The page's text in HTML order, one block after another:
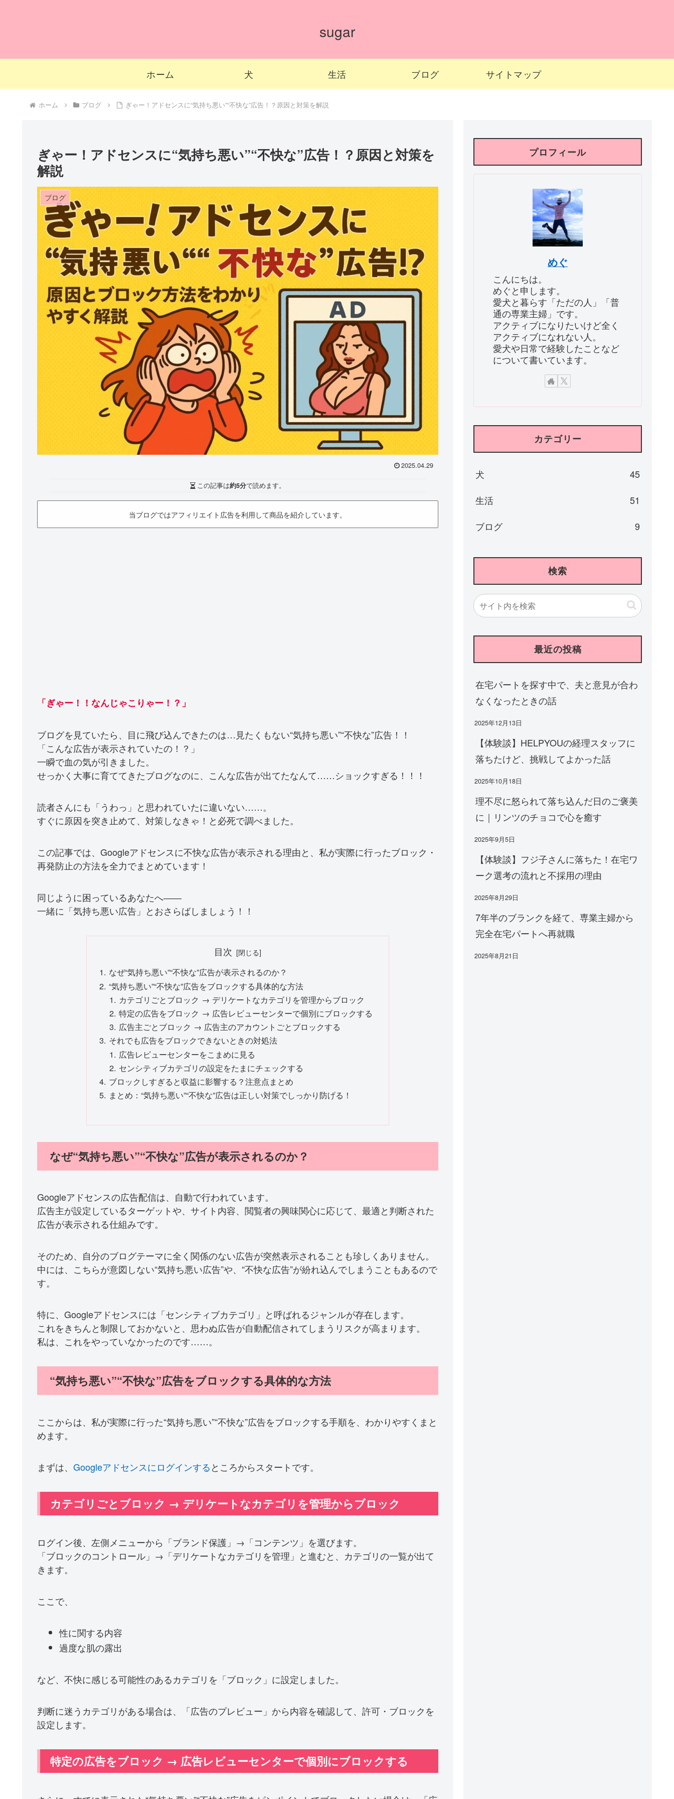
sugar
ホーム 犬 生活 ブログ サイトマップ
ホーム ブログ ぎゃー！アドセンスに“気持ち悪い”“不快な”広告！？原因と対策を解説
ぎゃー！アドセンスに“気持ち悪い”“不快な”広告！？原因と対策を
解説
ブログ
2025.04.29
この記事は約5分で読めます。
当ブログではアフィリエイト広告を利用して商品を紹介しています。
「ぎゃー！！なんじゃこりゃー！？」
ブログを見ていたら、目に飛び込んできたのは…見たくもない“気持ち悪い”“不快な”広告！！
「こんな広告が表示されていたの！？」
一瞬で血の気が引きました。
せっかく大事に育ててきたブログなのに、こんな広告が出てたなんて……ショックすぎる！！！
読者さんにも「うわっ」と思われていたに違いない……。
すぐに原因を突き止めて、対策しなきゃ！と必死で調べました。
この記事では、Googleアドセンスに不快な広告が表示される理由と、私が実際に行ったブロック・
再発防止の方法を全力でまとめています！
同じように困っているあなたへ――
一緒に「気持ち悪い広告」とおさらばしましょう！！
目次
なぜ“気持ち悪い”“不快な”広告が表示されるのか？
“気持ち悪い”“不快な”広告をブロックする具体的な方法
カテゴリごとブロック → デリケートなカテゴリを管理からブロック
特定の広告をブロック → 広告レビューセンターで個別にブロックする
広告主ごとブロック → 広告主のアカウントごとブロックする
それでも広告をブロックできないときの対処法
広告レビューセンターをこまめに見る
センシティブカテゴリの設定をたまにチェックする
ブロックしすぎると収益に影響する？注意点まとめ
まとめ：“気持ち悪い”“不快な”広告は正しい対策でしっかり防げる！
なぜ“気持ち悪い”“不快な”広告が表示されるのか？
Googleアドセンスの広告配信は、自動で行われています。
広告主が設定しているターゲットや、サイト内容、閲覧者の興味関心に応じて、最適と判断された
広告が表示される仕組みです。
そのため、自分のブログテーマに全く関係のない広告が突然表示されることも珍しくありません。
中には、こちらが意図しない“気持ち悪い広告”や、“不快な広告”が紛れ込んでしまうこともあるので
す。
特に、Googleアドセンスには「センシティブカテゴリ」と呼ばれるジャンルが存在します。
これをきちんと制限しておかないと、思わぬ広告が自動配信されてしまうリスクが高まります。
私は、これをやっていなかったのです……。
“気持ち悪い”“不快な”広告をブロックする具体的な方法
ここからは、私が実際に行った“気持ち悪い”“不快な”広告をブロックする手順を、わかりやすくまと
めます。
まずは、 Googleアドセンスにログインするところからスタートです。
カテゴリごとブロック → デリケートなカテゴリを管理からブロック
ログイン後、左側メニューから「ブランド保護」→「コンテンツ」を選びます。
「ブロックのコントロール」→「デリケートなカテゴリを管理」と進むと、カテゴリの一覧が出て
きます。
ここで、
性に関する内容
過度な肌の露出
など、不快に感じる可能性のあるカテゴリを「ブロック」に設定しました。
判断に迷うカテゴリがある場合は、「広告のプレビュー」から内容を確認して、許可・ブロックを
設定します。
特定の広告をブロック → 広告レビューセンターで個別にブロックする
プロフィール
めぐ
こんにちは。
めぐと申します。
愛犬と暮らす「ただの人」「普
通の専業主婦」です。
アクティブになりたいけど全く
アクティブになれない人。
愛犬や日常で経験したことなど
について書いています。
カテゴリー
犬
45
生活
51
ブログ
9
検索
最近の投稿
在宅パートを探す中で、夫と意見が合わ
なくなったときの話
2025年12月13日
【体験談】HELPYOUの経理スタッフに
落ちたけど、挑戦してよかった話
2025年10月18日
理不尽に怒られて落ち込んだ日のご褒美
に｜リンツのチョコで心を癒す
2025年9月5日
【体験談】フジ子さんに落ちた！在宅ワ
ーク選考の流れと不採用の理由
2025年8月29日
7年半のブランクを経て、専業主婦から
完全在宅パートへ再就職
2025年8月21日